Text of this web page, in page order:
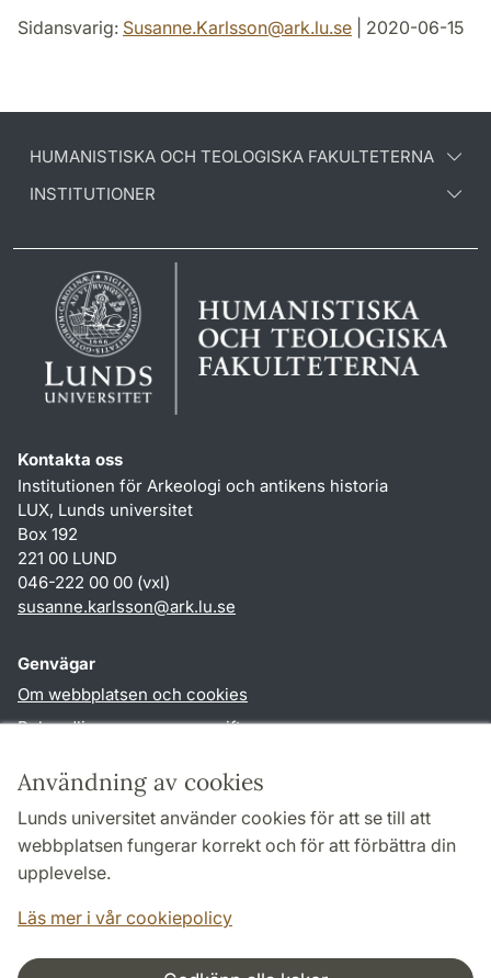
Användning av cookies
Lunds universitet använder cookies för att se till att
webbplatsen fungerar korrekt och för att förbättra din
upplevelse.
Läs mer i vår cookiepolicy
Sidansvarig: Susanne.Karlsson@ark.lu.se | 2020-06-15
HUMANISTISKA OCH TEOLOGISKA FAKULTETERNA
INSTITUTIONER
Kontakta oss
Institutionen för Arkeologi och antikens historia
LUX, Lunds universitet
Box 192
221 00 LUND
046-222 00 00 (vxl)
susanne.karlsson@ark.lu.se
Genvägar
Om webbplatsen och cookies
Behandling av personuppgifter
TYPO3-login
Följ oss i sociala medier